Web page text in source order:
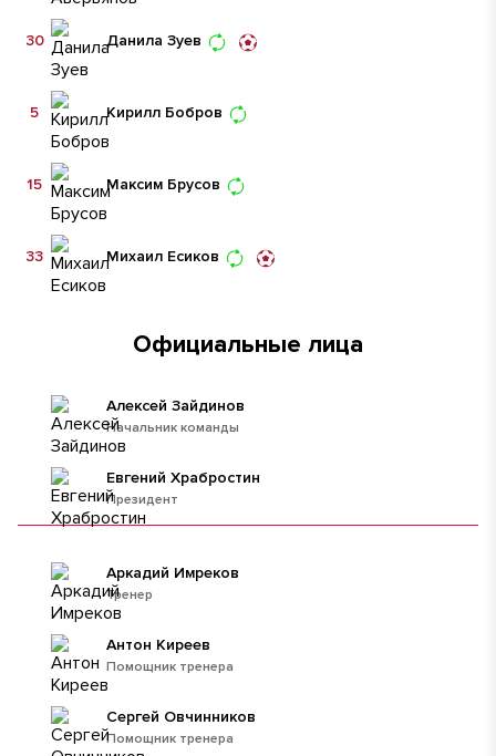
Данила Зуев
30
Кирилл Бобров
5
Максим Брусов
15
Михаил Есиков
33
Официальные лица
Начальник команды
Алексей Зайдинов
Президент
Евгений Храбростин
Тренер
Аркадий Имреков
Помощник тренера
Антон Киреев
Помощник тренера
Сергей Овчинников